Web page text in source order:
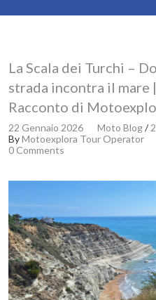
La Scala dei Turchi –
strada incontra il mare |
Racconto di
22 Gennaio 2026 Moto Blog/
ByMotoexplora Tour Operator
0 Comments